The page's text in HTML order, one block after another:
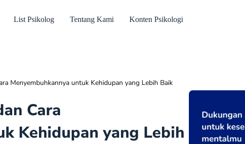
List Psikolog Tentang Kami Konten Psikologi
Menyembuhkannya untuk Kehidupan yang Lebih Baik
Cara
Kehidupan yang Lebih